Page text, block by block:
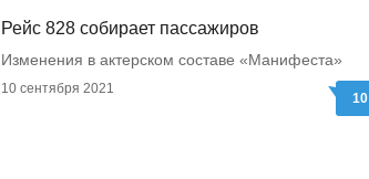
Рейс 828 собирает пассажиров
Изменения в актерском составе «Манифеста»
10 сентября 2021
10